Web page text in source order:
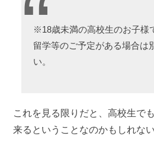
※18歳未満の高校生のお子様
留学等のご予定がある場合は
い。
これを見る限りだと、高校生で
来るということなのかもしれない